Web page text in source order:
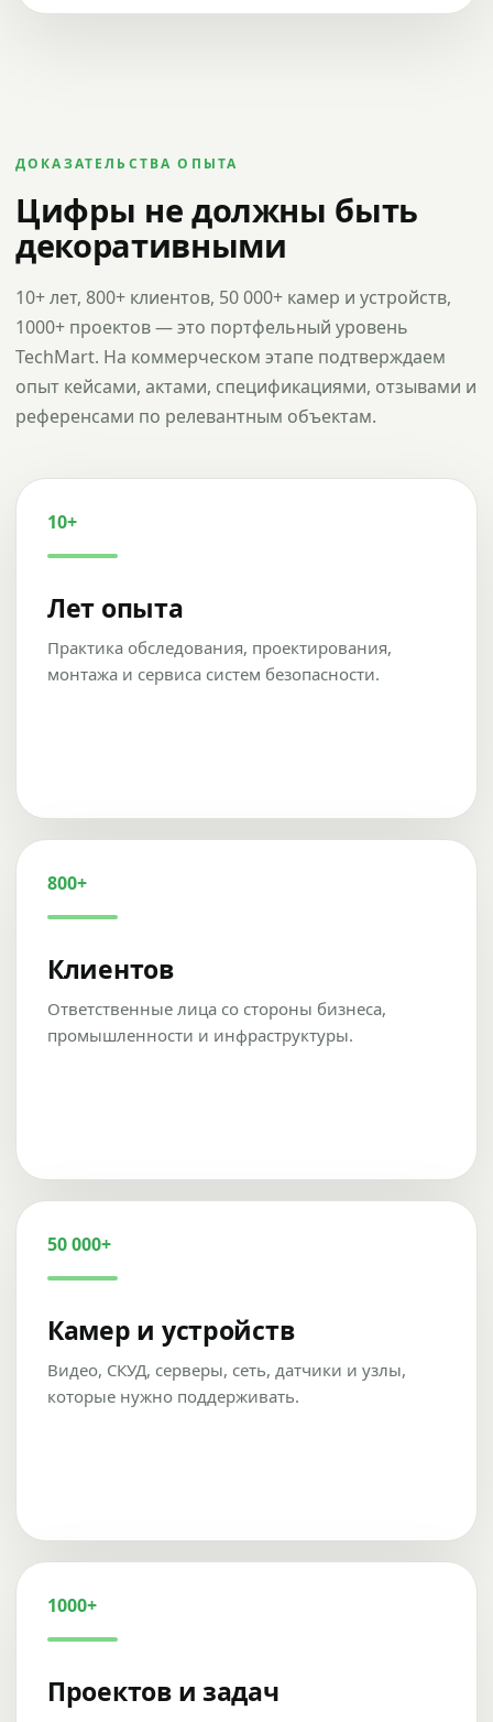
ДОКАЗАТЕЛЬСТВА ОПЫТА
Цифры не должны быть
декоративными
10+ лет, 800+ клиентов, 50 000+ камер и устройств,
1000+ проектов — это портфельный уровень
TechMart. На коммерческом этапе подтверждаем
опыт кейсами, актами, спецификациями, отзывами и
референсами по релевантным объектам.
10+
Лет опыта
Практика обследования, проектирования,
монтажа и сервиса систем безопасности.
800+
Клиентов
Ответственные лица со стороны бизнеса,
промышленности и инфраструктуры.
50 000+
Камер и устройств
Видео, СКУД, серверы, сеть, датчики и узлы,
которые нужно поддерживать.
1000+
Проектов и задач